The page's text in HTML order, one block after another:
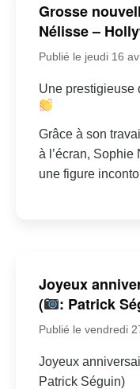
Grosse
Nélisse –
Publié le jeudi 16
Une prestigieuse
Grâce à son
à l’écran, Sophie
une figure
Joyeux
(
: Patrick
Publié le vendredi
Joyeux
Patrick Séguin)